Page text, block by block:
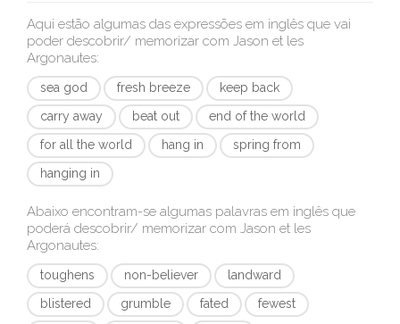
Aqui estão algumas das expressões em inglês que vai
poder descobrir/ memorizar com Jason et les
Argonautes:
sea god fresh breeze
keep back
carry away
beat out
end of the world
for all the world
hang in
spring from
hanging in
Abaixo encontram-se algumas palavras em inglês que
poderá descobrir/ memorizar com Jason et les
Argonautes:
toughens non-believer
landward
blistered
grumble fated
fewest